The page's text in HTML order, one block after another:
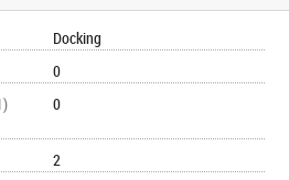
Docking
0
0
2